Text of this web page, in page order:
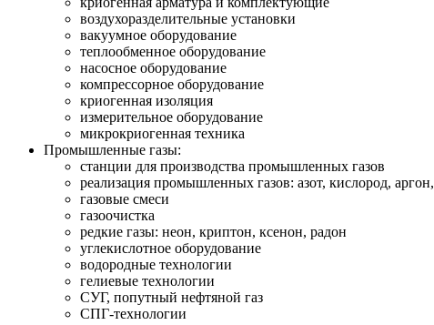
воздухоразделительные установки
вакуумное оборудование
теплообменное оборудование
насосное оборудование
компрессорное оборудование
криогенная изоляция
измерительное оборудование
микрокриогенная техника
Промышленные газы:
станции для производства промышленных газов
реализация промышленных газов: азот, кислород,
газовые смеси
газоочистка
редкие газы: неон, криптон, ксенон, радон
углекислотное оборудование
водородные технологии
гелиевые технологии
СУГ, попутный нефтяной газ
СПГ-технологии